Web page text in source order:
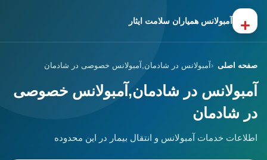
+ آمبولانس همیاران سلامت ایثار
صفحه اصلی آمبولانس در شادمان,آمبولانس خصوصی در شادمان
آمبولانس در شادمان,آمبولانس خصوصی
در شادمان
اطلاعات خدمات آمبولانس و انتقال بیمار در این محدوده